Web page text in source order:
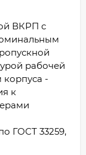
ВКРП с
рабочей
корпуса -
к
ГОСТ 33259,